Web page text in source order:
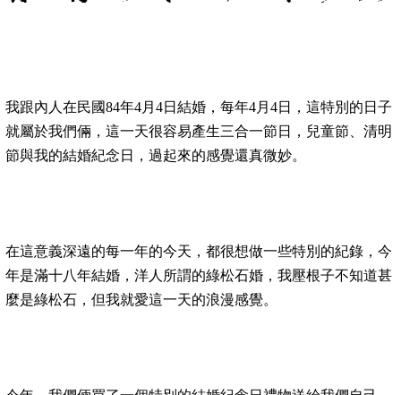
我跟內人在民國84年4月4日結婚，每年4月4日，這特別的日子
就屬於我們倆，這一天很容易產生三合一節日，兒童節、清明
節與我的結婚紀念日，過起來的感覺還真微妙。
在這意義深遠的每一年的今天，都很想做一些特別的紀錄，今
年是滿十八年結婚，洋人所謂的綠松石婚，我壓根子不知道甚
麼是綠松石，但我就愛這一天的浪漫感覺。